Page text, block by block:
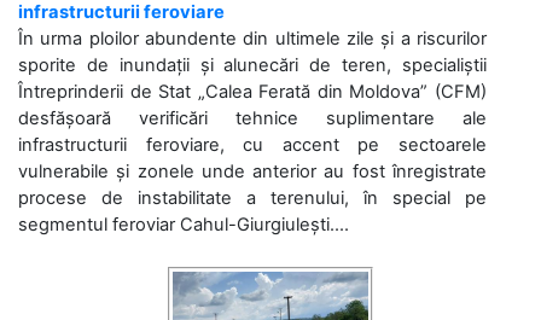
infrastructurii feroviare
În urma ploilor abundente din ultimele zile și a riscurilor
sporite de inundații și alunecări de teren, specialiștii
Întreprinderii de Stat „Calea Ferată din Moldova” (CFM)
desfășoară verificări tehnice suplimentare ale
infrastructurii feroviare, cu accent pe sectoarele
vulnerabile și zonele unde anterior au fost înregistrate
procese de instabilitate a terenului, în special pe
segmentul feroviar Cahul-Giurgiulești....